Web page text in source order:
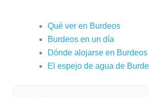
Qué ver en Burdeos
Burdeos en un día
Dónde alojarse en Burdeos
El espejo de agua de